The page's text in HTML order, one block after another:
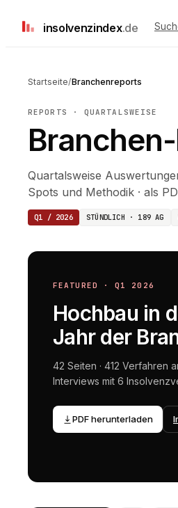
insolvenzindex.de
Startseite/Branchenreports
REPORTS · QUARTALSWEISE
Quartalsweise
Spots und Methodik · als
Q1 / 2026 STÜNDLICH · 189 AG
FEATURED · Q1 2026
Hochbau in
Jahr der
42 Seiten · 412 Verfahren
Interviews mit 6
PDF herunterladen